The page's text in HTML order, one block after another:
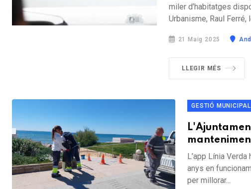
miler d’habitatges
Urbanisme, Raul Ferré,
21 Maig 2025
LLEGIR MÉS
GESTIÓ MUNICIPAL
L’app Línia
anys en
per millorar...